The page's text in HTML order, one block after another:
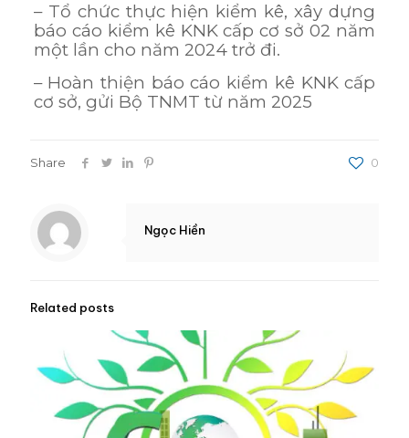
– Tổ chức thực hiện kiểm kê, xây dựng
báo cáo kiểm kê KNK cấp cơ sở 02 năm
một lần cho năm 2024 trở đi.
– Hoàn thiện báo cáo kiểm kê KNK cấp
cơ sở, gửi Bộ TNMT từ năm 2025
Share 0
Ngọc Hiền
Related posts